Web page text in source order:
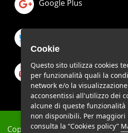
Google Plus
Youtube
Copyright © A.N.I.Tra.V. - C.F.
Cookie
Questo sito utilizza cookies
per funzionalità quali la
network e/o la
acconsentissi all'utilizzo dei
alcune di queste funzionalità
non disponibili. Per
consulta la “Cookies policy”